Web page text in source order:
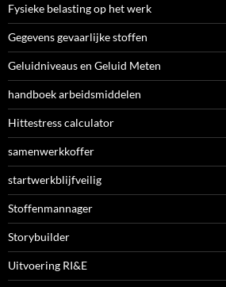
Fysieke belasting op het werk
Gegevens gevaarlijke stoffen
Geluidniveaus en Geluid Meten
handboek arbeidsmiddelen
Hittestress calculator
samenwerkkoffer
startwerkblijfveilig
Stoffenmannager
Storybuilder
Uitvoering RI&E